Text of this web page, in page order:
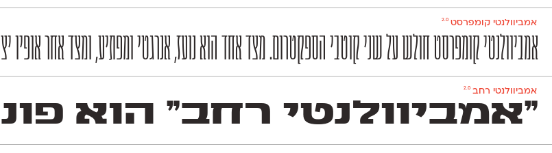
אמביוולנטי קומפרסט2.0
אמביוולנטי קומפרסט חולש על שני קוטבי הספקטרום. מצד אחד הוא נועז, אנרגטי ומפתיע, ומצד אחר אופיו
אמביוולנטי רחב2.0
״אמביוולנטי רחב״ הוא